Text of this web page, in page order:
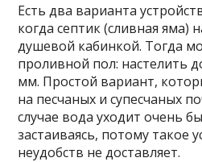
Есть два варианта
когда септик (сливная яма)
душевой кабинкой. Тогда
проливной пол: настелить
мм. Простой вариант,
на песчаных и супесчаных
случае вода уходит очень
застаиваясь, потому такое
неудобств не доставляет.